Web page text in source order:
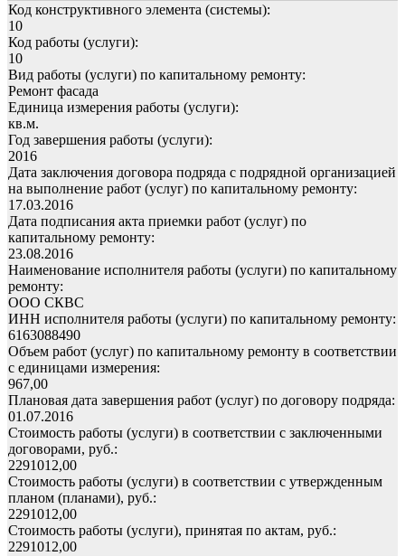
Код конструктивного элемента (системы):
10
Код работы (услуги):
10
Вид работы (услуги) по капитальному ремонту:
Ремонт фасада
Единица измерения работы (услуги):
кв.м.
Год завершения работы (услуги):
2016
Дата заключения договора подряда с подрядной организацией
на выполнение работ (услуг) по капитальному ремонту:
17.03.2016
Дата подписания акта приемки работ (услуг) по
капитальному ремонту:
23.08.2016
Наименование исполнителя работы (услуги) по капитальному
ремонту:
ООО СКВС
ИНН исполнителя работы (услуги) по капитальному ремонту:
6163088490
Объем работ (услуг) по капитальному ремонту в соответствии
с единицами измерения:
967,00
Плановая дата завершения работ (услуг) по договору подряда:
01.07.2016
Стоимость работы (услуги) в соответствии с заключенными
договорами, руб.:
2291012,00
Стоимость работы (услуги) в соответствии с утвержденным
планом (планами), руб.:
2291012,00
Стоимость работы (услуги), принятая по актам, руб.:
2291012,00